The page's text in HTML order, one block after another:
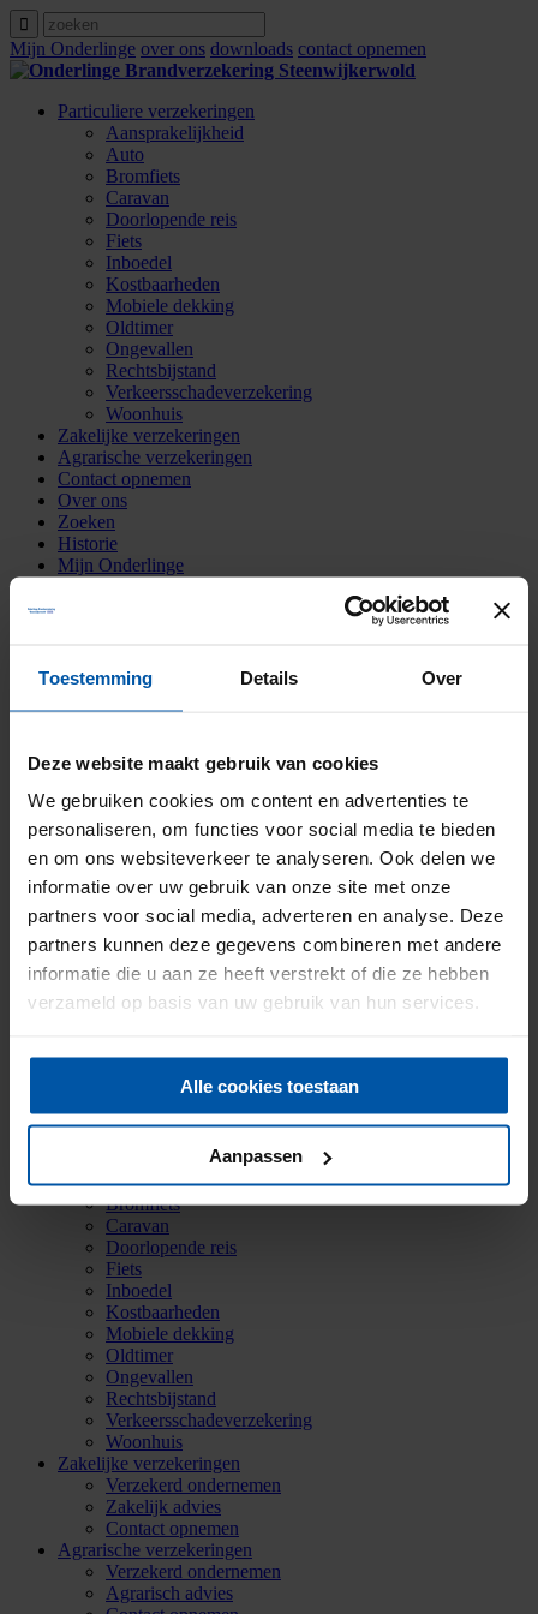
Toestemming Details Over
Deze website maakt gebruik van cookies
We gebruiken cookies om content en advertenties te
personaliseren, om functies voor social media te bieden
en om ons websiteverkeer te analyseren. Ook delen we
informatie over uw gebruik van onze site met onze
partners voor social media, adverteren en analyse. Deze
partners kunnen deze gegevens combineren met andere
informatie die u aan ze heeft verstrekt of die ze hebben
verzameld op basis van uw gebruik van hun services.
Alle cookies toestaan
Aanpassen
Mijn Onderlinge over ons downloads contact opnemen
Particuliere verzekeringen
Aansprakelijkheid
Auto
Bromfiets
Caravan
Doorlopende reis
Fiets
Inboedel
Kostbaarheden
Mobiele dekking
Oldtimer
Ongevallen
Rechtsbijstand
Verkeersschadeverzekering
Woonhuis
Zakelijke verzekeringen
Agrarische verzekeringen
Contact opnemen
Over ons
Zoeken
Historie
Mijn Onderlinge
Zonnepanelen_v3.jpg
Zonnepanelen_v3.jpg
https://onderlinge-steenwijkerwold.nl/wp-
content/uploads/2018/07/Logo-nieuw-2011-Reflex_diap.png 0 0
https://onderlinge-steenwijkerwold.nl/wp-
content/uploads/2018/07/Logo-nieuw-2011-Reflex_diap.png
05-27 16:17:512020-05-27 16:17:51 Zonnepanelen_v3.jpg
Deel deze pagina Facebook Twitter
Koffie? Van harte welkom!
Onderlinge Brandverzekering Steenwijkerwold
8341 PA Steenwijkerwold
info@onderlinge-steenwijkerwold.nl
Aansprakelijkheid
Auto
Bromfiets
Caravan
Doorlopende reis
Fiets
Inboedel
Kostbaarheden
Mobiele dekking
Oldtimer
Ongevallen
Rechtsbijstand
Verkeersschadeverzekering
Woonhuis
Zakelijke verzekeringen
Verzekerd ondernemen
Zakelijk advies
Contact opnemen
Agrarische verzekeringen
Verzekerd ondernemen
Agrarisch advies